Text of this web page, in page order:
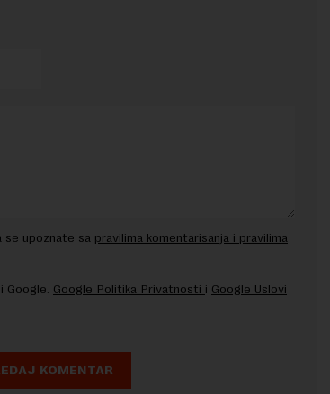
se upoznate sa pravilima komentarisanja i pravilima
Google Politika Privatnosti i Google Uslovi